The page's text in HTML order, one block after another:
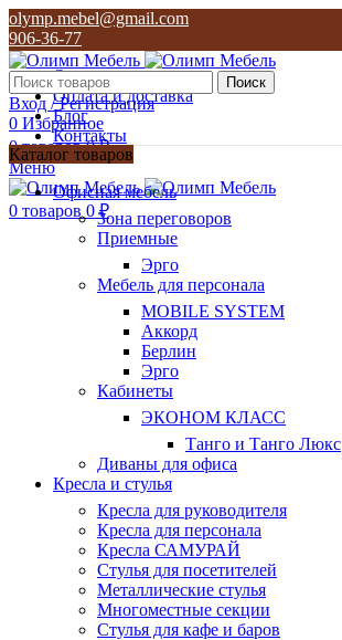
olymp.mebel@gmail.com
906-36-77
О нас
Оплата и доставка
Блог
Контакты
906-36-77
Поиск
Вход / Регистрация
0 Избранное
0товаров 0₽
Меню
0 товаров 0₽
Каталог товаров
Офисная мебель
Зона переговоров
Приемные
Эрго
Мебель для персонала
MOBILE SYSTEM
Аккорд
Берлин
Эрго
Кабинеты
ЭКОНОМ КЛАСС
Танго и Танго Люкс
Диваны для офиса
Кресла и стулья
Кресла для руководителя
Кресла для персонала
Кресла САМУРАЙ
Стулья для посетителей
Металлические стулья
Многоместные секции
Стулья для кафе и баров